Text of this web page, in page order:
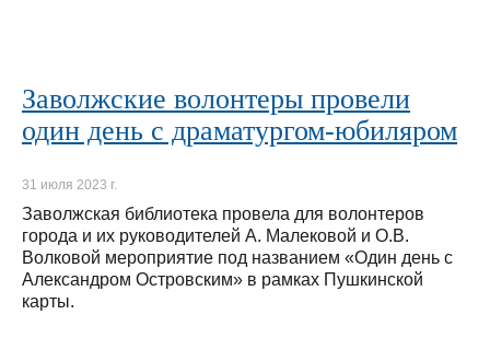
Заволжские волонтеры провели
один день с драматургом-юбиляром
31 июля 2023 г.
Заволжская библиотека провела для волонтеров
города и их руководителей А. Малековой и О.В.
Волковой мероприятие под названием «Один день с
Александром Островским» в рамках Пушкинской
карты.